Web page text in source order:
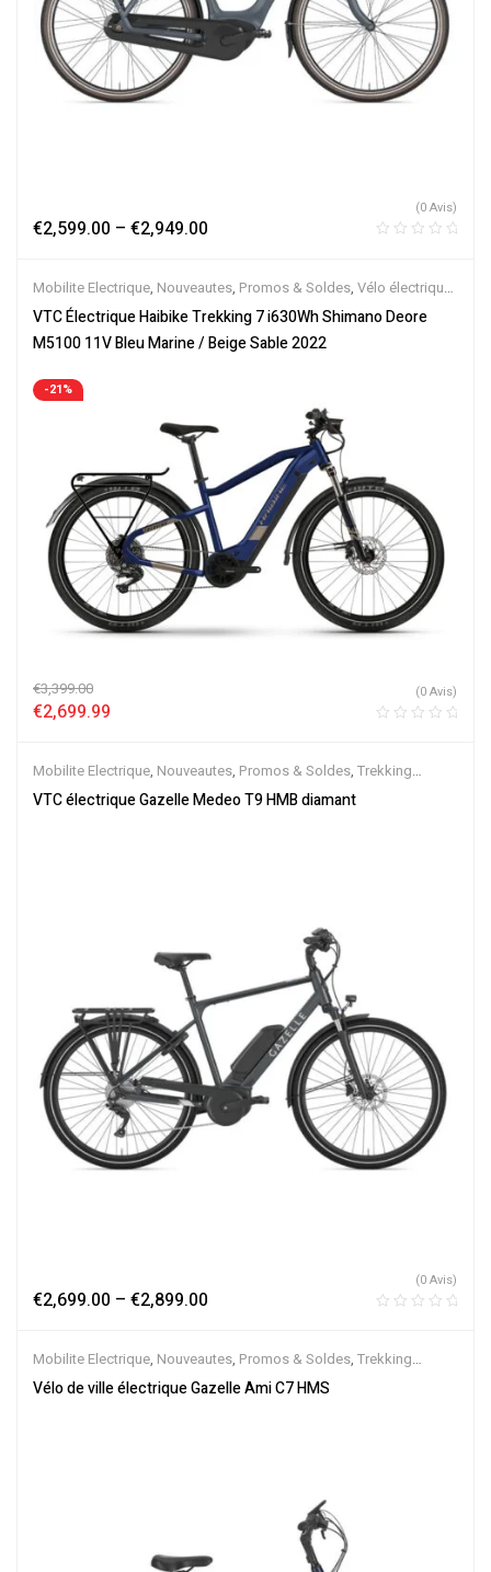
€2,599.00 – €2,949.00
(0 Avis)
Mobilite Electrique, Nouveautes, Promos & Soldes, Vélo électrique
ville,Velos Electriques,VTC Electrique
VTC Électrique Haibike Trekking 7 i630Wh Shimano Deore
M5100 11V Bleu Marine / Beige Sable 2022
-21%
€3,399.00
€2,699.99
(0 Avis)
Mobilite Electrique, Nouveautes, Promos & Soldes, Trekking
électrique,Vélo électrique ville,Velos Electriques,VTC Electrique
VTC électrique Gazelle Medeo T9 HMB diamant
€2,699.00 – €2,899.00
(0 Avis)
Mobilite Electrique, Nouveautes, Promos & Soldes, Trekking
électrique,Vélo électrique ville,Velos Electriques
Vélo de ville électrique Gazelle Ami C7 HMS